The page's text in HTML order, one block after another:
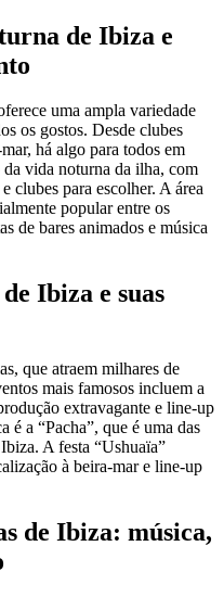
de Ibiza e
uma ampla variedade
os gostos. Desde clubes
há algo para todos em
vida noturna da ilha, com
clubes para escolher. A área
popular entre os
de bares animados e música
Ibiza e suas
que atraem milhares de
mais famosos incluem a
extravagante e line-up
é a “Pacha”, que é uma das
A festa “Ushuaïa”
à beira-mar e line-up
de Ibiza: música,